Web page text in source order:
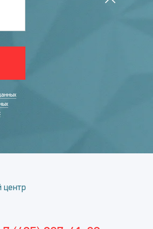
центр